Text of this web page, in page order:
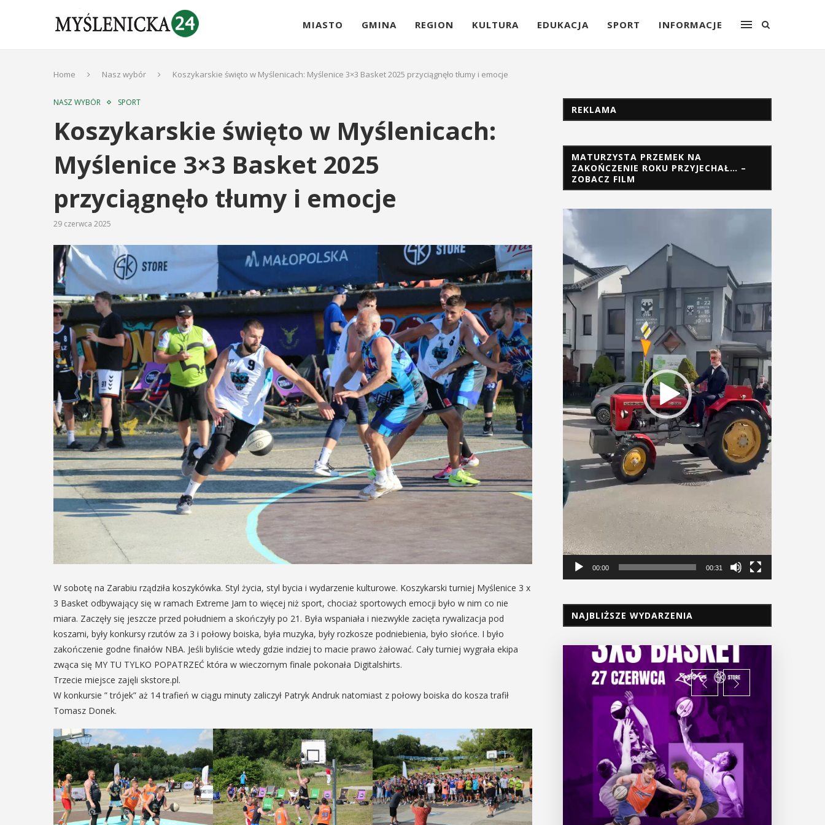
MIASTO GMINA REGION KULTURA EDUKACJA SPORT INFORMACJE
Home Nasz wybór Koszykarskie święto w Myślenicach: Myślenice 3×3 Basket 2025 przyciągnęło tłumy i emocje
NASZ WYBÓR SPORT
Koszykarskie święto w Myślenicach:
Myślenice 3×3 Basket 2025
przyciągnęło tłumy i emocje
29 czerwca 2025
W sobotę na Zarabiu rządziła koszykówka. Styl życia, styl bycia i wydarzenie kulturowe. Koszykarski turniej Myślenice 3 x
3 Basket odbywający się w ramach Extreme Jam to więcej niż sport, chociaż sportowych emocji było w nim co nie
miara. Zaczęły się jeszcze przed południem a skończyły po 21. Była wspaniała i niezwykle zacięta rywalizacja pod
koszami, były konkursy rzutów za 3 i połowy boiska, była muzyka, były rozkosze podniebienia, było słońce. I było
zakończenie godne finałów NBA. Jeśli byliście wtedy gdzie indziej to macie prawo żałować. Cały turniej wygrała ekipa
zwąca się MY TU TYLKO POPATRZEĆ która w wieczornym finale pokonała Digitalshirts.
Trzecie miejsce zajęli skstore.pl.
W konkursie ” trójek” aż 14 trafień w ciągu minuty zaliczył Patryk Andruk natomiast z połowy boiska do kosza trafił
Tomasz Donek.
REKLAMA
MATURZYSTA PRZEMEK NA
ZAKOŃCZENIE ROKU PRZYJECHAŁ… –
ZOBACZ FILM
Odtwarzacz
video
00:00 00:31
NAJBLIŻSZE WYDARZENIA